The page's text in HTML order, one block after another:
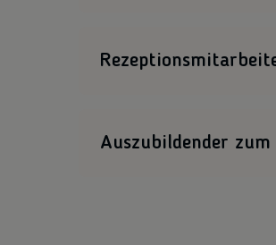
Zur
Auszubildender